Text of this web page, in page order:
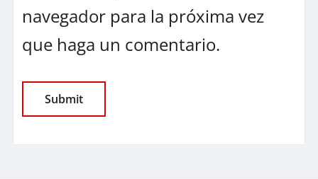
navegador para la próxima vez
que haga un comentario.